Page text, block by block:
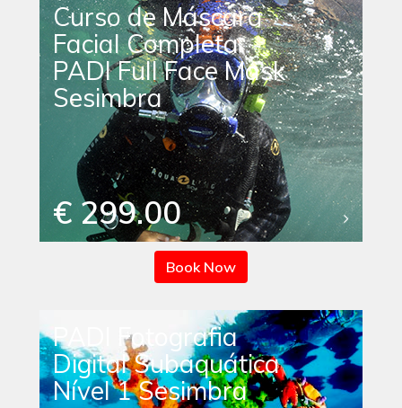
Curso de Máscara
Facial Completa
PADI Full Face Mask
Sesimbra
€ 299.00
Book Now
PADI Fotografia
Digital Subaquática
Nível 1 Sesimbra